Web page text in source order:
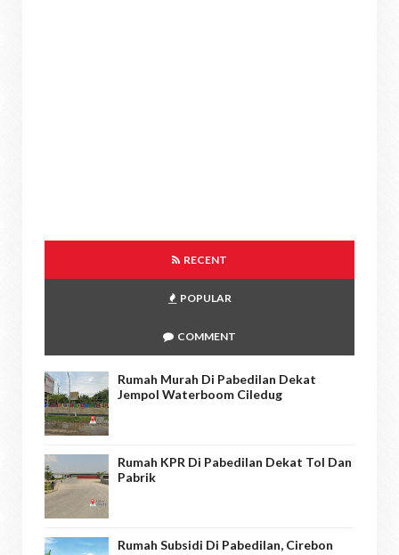
RECENT
POPULAR
COMMENT
Rumah Murah Di Pabedilan Dekat
Jempol Waterboom Ciledug
Rumah KPR Di Pabedilan Dekat Tol Dan
Pabrik
Rumah Subsidi Di Pabedilan, Cirebon